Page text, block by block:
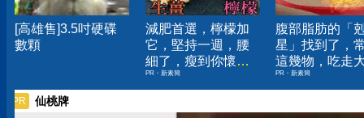
[高雄售]3.5吋硬碟
數顆
減肥首選，檸檬加
它，堅持一週，腰
細了，瘦到你懷疑
人生
PR・新素簡
腹部脂肪的「
星」找到了，
這幾物，吃走
囊，瘦出小蠻
PR・新素簡
PR 仙桃牌